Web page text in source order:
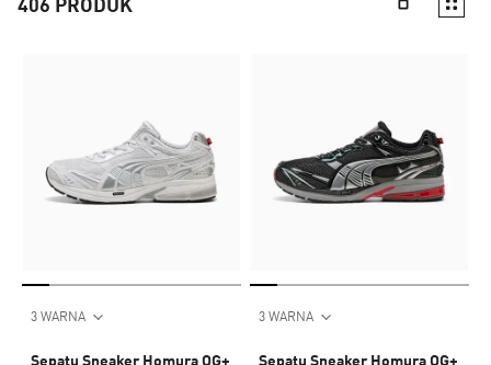
3 WARNA
Sepatu Sneaker Homura OG+
3 WARNA
Sepatu Sneaker Homura OG+